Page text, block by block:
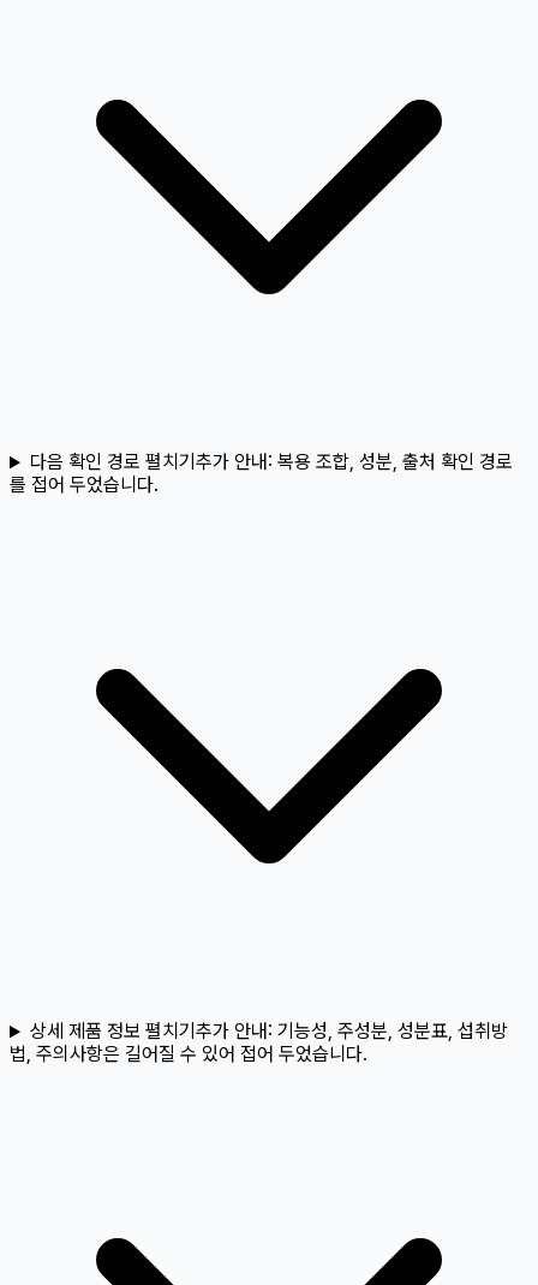
다음 확인 경로 펼치기 추가 안내: 복용 조합, 성분, 출처 확인 경로
를 접어 두었습니다.
상세 제품 정보 펼치기 추가 안내: 기능성, 주성분, 성분표, 섭취방
법, 주의사항은 길어질 수 있어 접어 두었습니다.